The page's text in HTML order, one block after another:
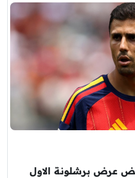
عرض برشلونة الاول